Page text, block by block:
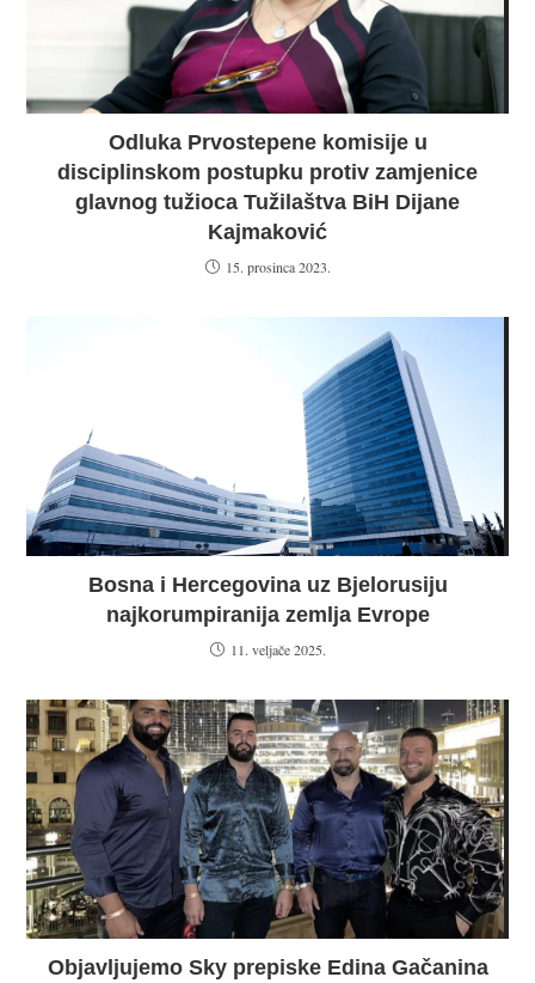
Odluka Prvostepene komisije u
disciplinskom postupku protiv zamjenice
glavnog tužioca Tužilaštva BiH Dijane
Kajmaković
15. prosinca 2023.
Bosna i Hercegovina uz Bjelorusiju
najkorumpiranija zemlja Evrope
11. veljače 2025.
Objavljujemo Sky prepiske Edina Gačanina